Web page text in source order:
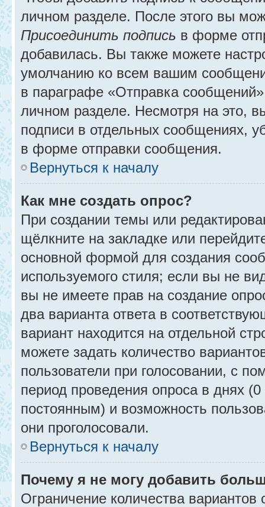
личном разделе. После этого вы
Присоединить подпись в форме
добавилась. Вы также можете
умолчанию ко всем вашим
в параграфе «Отправка
личном разделе. Несмотря на это,
подписи в отдельных сообщениях,
в форме отправки сообщения.
Вернуться к началу
Как мне создать опрос?
При создании темы или
щёлкните на закладке или
основной формой для создания
используемого стиля; если вы не
вы не имеете прав на создание
два варианта ответа в
вариант находится на отдельной
можете задать количество
пользователи при голосовании, с
период проведения опроса в днях (0
постоянным) и возможность
они проголосовали.
Вернуться к началу
Почему я не могу добавить
Ограничение количества вариантов